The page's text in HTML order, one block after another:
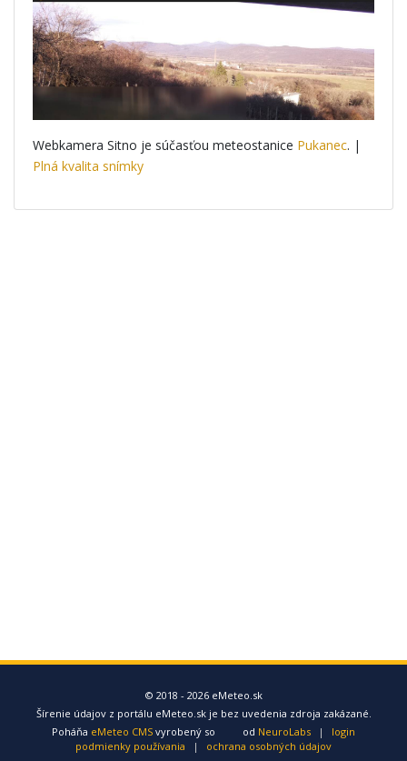
Webkamera Sitno je súčasťou meteostanice Pukanec. |
Plná kvalita snímky
© 2018 - 2026 eMeteo.sk
Šírenie údajov z portálu eMeteo.sk je bez uvedenia zdroja zakázané.
Poháňa eMeteo CMS vyrobený so od NeuroLabs |
login
podmienky používania
| ochrana osobných údajov